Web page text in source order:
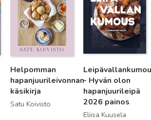
Helpomman
hapanjuurileivonnan
käsikirja
Satu Koivisto
- Hyvän olon
hapanjuurileipä
2026 painos
Eliisa Kuusela